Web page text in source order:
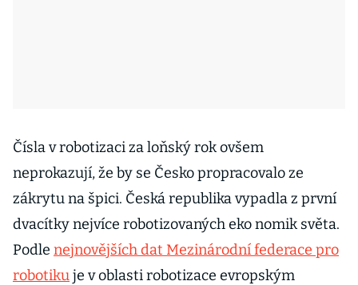
Čísla v robotizaci za loňský rok ovšem
neprokazují, že by se Česko propracovalo ze
zákrytu na špici. Česká republika vypadla z první
dvacítky nejvíce robotizovaných eko­ nomik světa.
Podle nejnovějších dat Mezinárodní federace pro
robotikuje v oblasti robotizace evropským